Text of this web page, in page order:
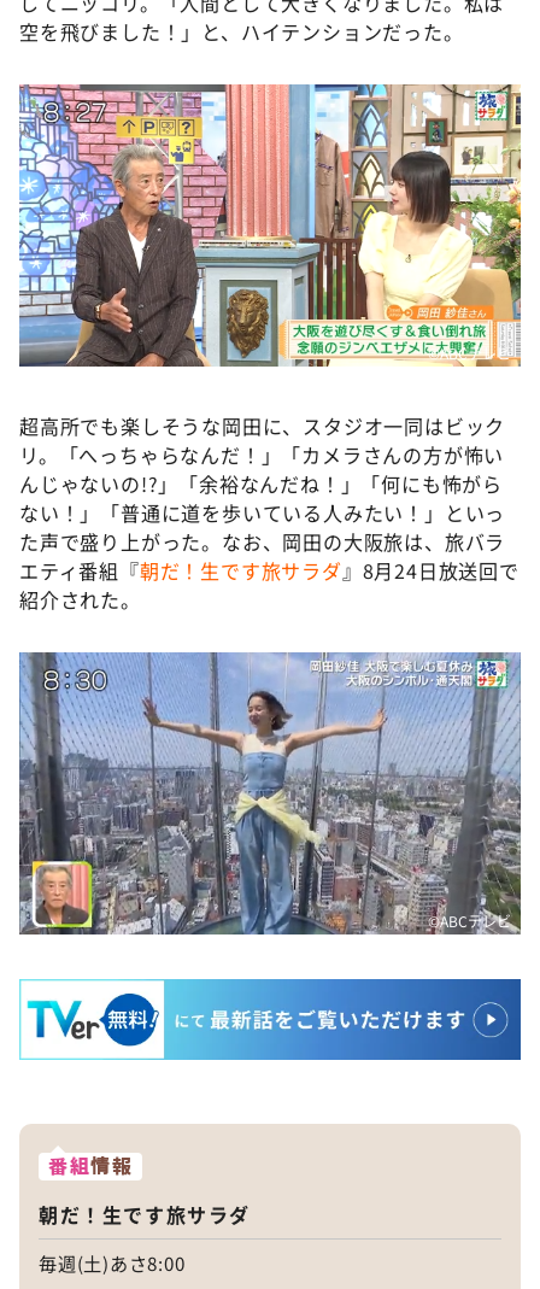
空を飛びました！」と、ハイテンションだった。
©️ABCテレビ
超高所でも楽しそうな岡田に、スタジオ一同はビック
リ。「へっちゃらなんだ！」「カメラさんの方が怖い
んじゃないの!?」「余裕なんだね！」「何にも怖がら
ない！」「普通に道を歩いている人みたい！」といっ
た声で盛り上がった。なお、岡田の大阪旅は、旅バラ
エティ番組『朝だ！生です旅サラダ』8月24日放送回で
紹介された。
©️ABCテレビ
番組情報
朝だ！生です旅サラダ
毎週(土)あさ8:00